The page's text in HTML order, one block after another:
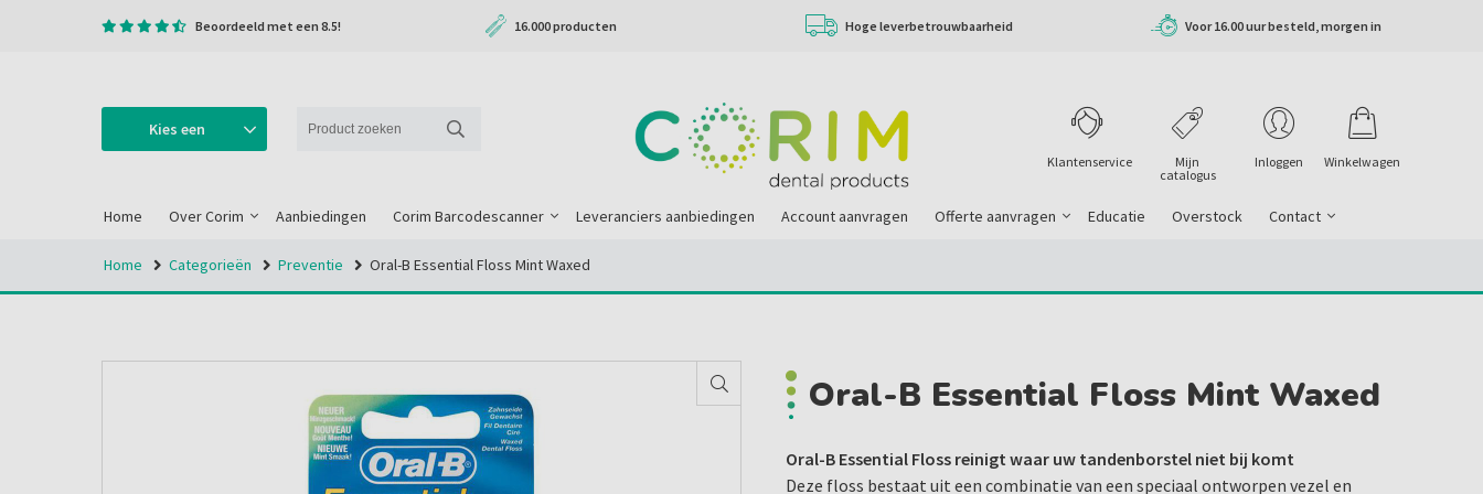
Beoordeeld met een 8.5! 16.000 producten Hoge leverbetrouwbaarheid Voor 16.00 uur besteld, morgen in
Kies een
Winkelwagen
Inloggen
Mijn
catalogus
Klantenservice
Home Over Corim Aanbiedingen Corim Barcodescanner Leveranciers aanbiedingen Account aanvragen Offerte aanvragen Educatie Overstock Contact
Home Categorieën Preventie Oral-B Essential Floss Mint Waxed
Oral-B Essential Floss Mint Waxed
Oral-B Essential Floss reinigt waar uw tandenborstel niet bij komt
Deze floss bestaat uit een combinatie van een speciaal ontworpen vezel en